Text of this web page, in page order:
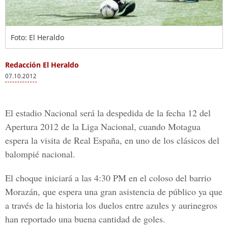
Foto: El Heraldo
Redacción El Heraldo
07.10.2012
El estadio Nacional será la despedida de la fecha 12 del
Apertura 2012 de la Liga Nacional, cuando Motagua
espera la visita de Real España, en uno de los clásicos del
balompié nacional.
El choque iniciará a las 4:30 PM en el coloso del barrio
Morazán, que espera una gran asistencia de público ya que
a través de la historia los duelos entre azules y aurinegros
han reportado una buena cantidad de goles.